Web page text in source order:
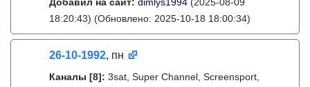
18:20:43) (Обновлено: 2025-10-18 18:00:34)
26-10-1992, пн
Каналы [8]: 3sat, Super Channel, Screensport,